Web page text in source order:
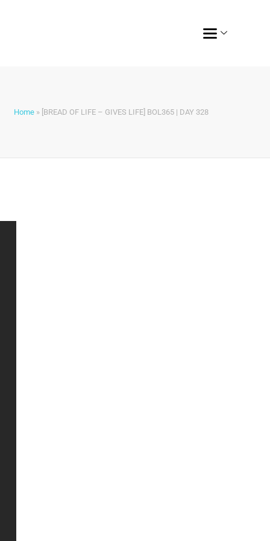
Home » [BREAD OF LIFE – GIVES LIFE] BOL365 | DAY 328